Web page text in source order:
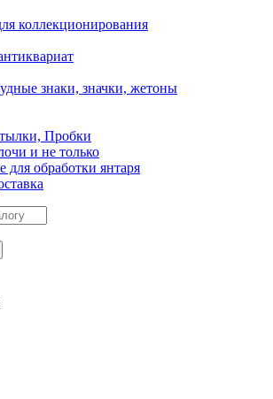
коллекционирования
знаки, значки, жетоны
Пробки
и не только
для обработки янтаря